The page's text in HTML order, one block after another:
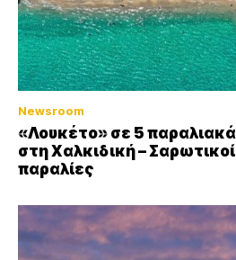
Newsroom
«Λουκέτο» σε 5
στη Χαλκιδική – Σαρωτικοί
παραλίες